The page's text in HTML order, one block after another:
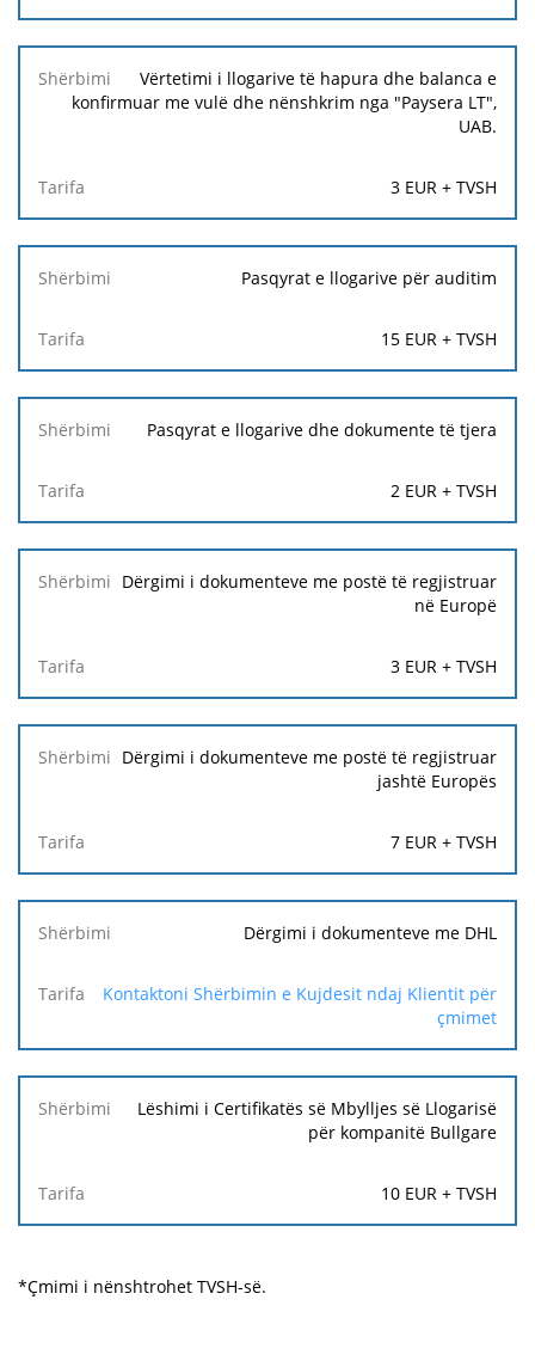
Vërtetimi i llogarive të hapura dhe balanca e
konfirmuar me vulë dhe nënshkrim nga "Paysera LT",
UAB.
3 EUR + TVSH
Pasqyrat e llogarive për auditim
15 EUR + TVSH
Pasqyrat e llogarive dhe dokumente të tjera
2 EUR + TVSH
Dërgimi i dokumenteve me postë të regjistruar
në Europë
3 EUR + TVSH
Dërgimi i dokumenteve me postë të regjistruar
jashtë Europës
7 EUR + TVSH
Dërgimi i dokumenteve me DHL
Kontaktoni Shërbimin e Kujdesit ndaj Klientit për
çmimet
Lëshimi i Certifikatës së Mbylljes së Llogarisë
për kompanitë Bullgare
10 EUR + TVSH
*Çmimi i nënshtrohet TVSH-së.